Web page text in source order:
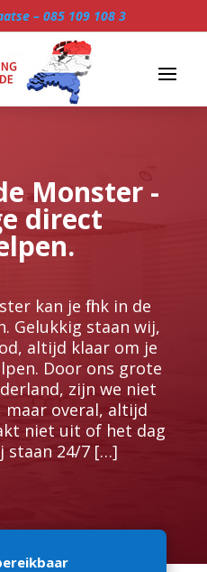
– 085 109 108 3
Monster -
direct
kan je flink in de
Gelukkig staan wij,
altijd klaar om je
Door ons grote
zijn we niet
maar overal, altijd
niet uit of het dag
staan 24/7 […]